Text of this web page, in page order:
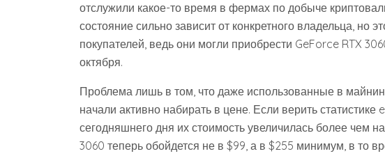
отслужили какое-то время в фермах по добыче
состояние сильно зависит от конкретного владельца, но
покупателей, ведь они могли приобрести GeForce RTX
октября.
Проблема лишь в том, что даже использованные в
начали активно набирать в цене. Если верить статистике
сегодняшнего дня их стоимость увеличилась более чем
3060 теперь обойдется не в $99, а в $255 минимум, в то